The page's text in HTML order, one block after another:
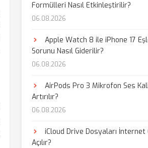
Formülleri Nasıl Etkinleştirilir?
06.08.2026
Apple Watch 8 ile iPhone 17
Sorunu Nasıl Giderilir?
06.08.2026
AirPods Pro 3 Mikrofon Ses
Artırılır?
06.08.2026
iCloud Drive Dosyaları İnternet
Açılır?